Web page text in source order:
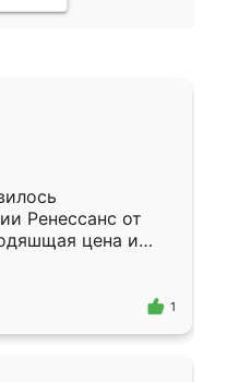
Ренессанс от
цена и
Приехавший
самый
1